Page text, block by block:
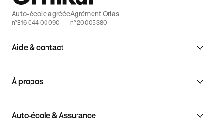
Aide & contact
À propos
Auto-école & Assurance
Auto-école agréée
n°E16 044 00090
Agrément Orias
n° 20005380